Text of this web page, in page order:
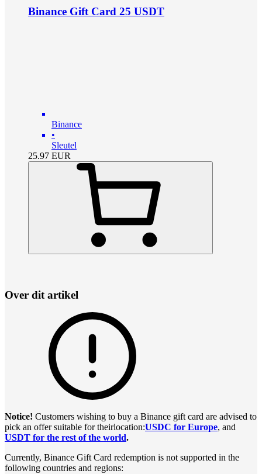
Binance Gift Card 25 USDT
Binance
•
Sleutel
25.97 EUR
Over dit artikel
Notice! Customers wishing to buy a Binance gift card are advised to
pick an offer suitable for theirlocation:USDC for Europe, and
USDT for the rest of the world.
Currently, Binance Gift Card redemption is not supported in the
following countries and regions: